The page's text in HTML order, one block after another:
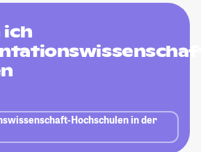
ich
Hochschulen in der